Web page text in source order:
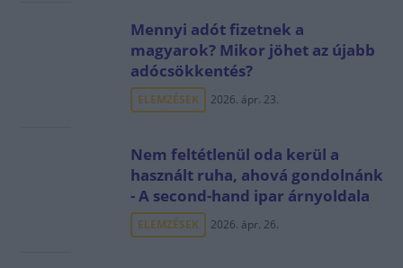
Mennyi adót fizetnek a
magyarok? Mikor jöhet az újabb
adócsökkentés?
ELEMZÉSEK 2026. ápr. 23.
Nem feltétlenül oda kerül a
használt ruha, ahová gondolnánk
- A second-hand ipar árnyoldala
ELEMZÉSEK 2026. ápr. 26.